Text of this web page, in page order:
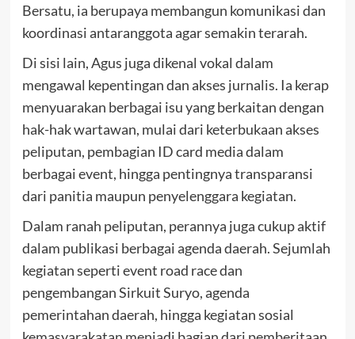
Bersatu, ia berupaya membangun komunikasi dan
koordinasi antaranggota agar semakin terarah.
Di sisi lain, Agus juga dikenal vokal dalam
mengawal kepentingan dan akses jurnalis. Ia kerap
menyuarakan berbagai isu yang berkaitan dengan
hak-hak wartawan, mulai dari keterbukaan akses
peliputan, pembagian ID card media dalam
berbagai event, hingga pentingnya transparansi
dari panitia maupun penyelenggara kegiatan.
Dalam ranah peliputan, perannya juga cukup aktif
dalam publikasi berbagai agenda daerah. Sejumlah
kegiatan seperti event road race dan
pengembangan Sirkuit Suryo, agenda
pemerintahan daerah, hingga kegiatan sosial